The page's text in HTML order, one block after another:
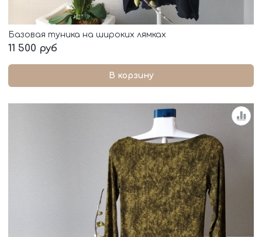
Базовая туника на широких лямках
11 500 руб
В корзину